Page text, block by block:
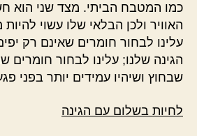
כמו המטבח הביתי. מצד שני הוא
האוויר ולכן הבלאי שלו עשוי להיות
עלינו לבחור חומרים שאינם רק
הגינה שלנו; עלינו לבחור חומרים
שבחוץ ושיהיו עמידים יותר בפני
לחיות בשלום עם הגינה